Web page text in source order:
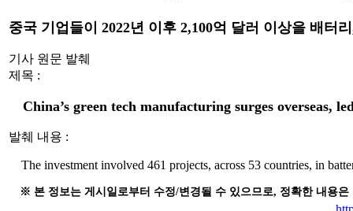
중국 기업들이 2022년 이후 2,100억 달러 이상을 배터
기사 원문 발췌
제목 :
China’s green tech manufacturing surges overseas,
발췌 내용 :
The investment involved 461 projects, across 53 countries, in
※ 본 정보는 게시일로부터 수정/변경될 수 있으므로, 정확한 내용